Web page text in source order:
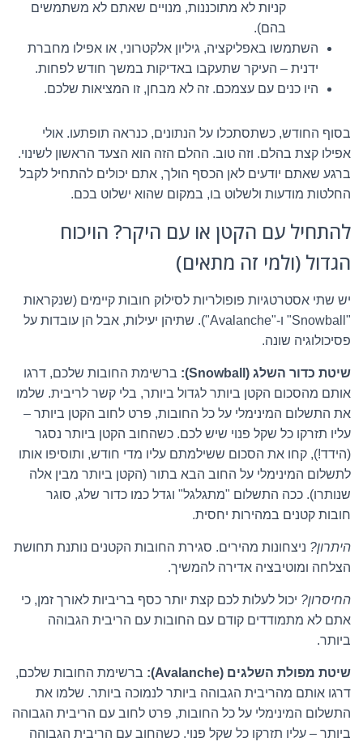
קניות לא מתוכננות, מנויים שאתם לא משתמשים
בהם).
השתמשו באפליקציה, גיליון אלקטרוני, או אפילו מחברת
ידנית – העיקר שתעקבו באדיקות במשך חודש לפחות.
היו כנים עם עצמכם. זה לא מבחן, זו המציאות שלכם.
בסוף החודש, כשתסתכלו על הנתונים, כנראה תופתעו. אולי
אפילו קצת בהלם. וזה טוב. ההלם הזה הוא הצעד הראשון לשינוי.
ברגע שאתם יודעים לאן הכסף הולך, אתם יכולים להתחיל לקבל
החלטות מודעות ולשלוט בו, במקום שהוא ישלוט בכם.
להתחיל עם הקטן או עם היקר? הויכוח
הגדול (ולמי זה מתאים)
יש שתי אסטרטגיות פופולריות לסילוק חובות קיימים (שנקראות
"Snowball" ו-"Avalanche"). שתיהן יעילות, אבל הן עובדות על
פסיכולוגיה שונה.
שיטת כדור השלג (Snowball):
ברשימת החובות שלכם, דרגו
אותם מהסכום הקטן ביותר לגדול ביותר, בלי קשר לריבית. שלמו
את התשלום המינימלי על כל החובות, פרט לחוב הקטן ביותר –
עליו תזרקו כל שקל פנוי שיש לכם. כשהחוב הקטן ביותר נסגר
(הידד!), קחו את הסכום ששילמתם עליו מדי חודש, ותוסיפו אותו
לתשלום המינימלי על החוב הבא בתור (הקטן ביותר מבין אלה
שנותרו). ככה התשלום "מתגלגל" וגדל כמו כדור שלג, סוגר
חובות קטנים במהירות יחסית.
היתרון? ניצחונות מהירים. סגירת החובות הקטנים נותנת תחושת
הצלחה ומוטיבציה אדירה להמשיך.
החיסרון? יכול לעלות לכם קצת יותר כסף בריביות לאורך זמן, כי
אתם לא מתמודדים קודם עם החובות עם הריבית הגבוהה
ביותר.
שיטת מפולת השלגים (Avalanche):
ברשימת החובות שלכם,
דרגו אותם מהריבית הגבוהה ביותר לנמוכה ביותר. שלמו את
התשלום המינימלי על כל החובות, פרט לחוב עם הריבית הגבוהה
ביותר – עליו תזרקו כל שקל פנוי. כשהחוב עם הריבית הגבוהה